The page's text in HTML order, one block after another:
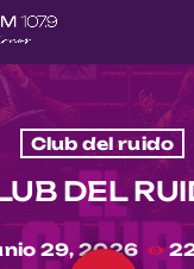
Club del ruido
DEL
29, 2026